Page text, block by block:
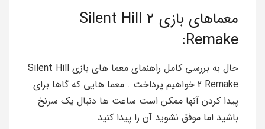
معماهای بازی Silent Hill 2
Remake:
حال به بررسی کامل راهنمای معما های بازی Silent Hill
2 Remake خواهیم پرداخت . معما هایی که گاها برای
پیدا کردن آنها ممکن است ساعت ها دنبال یک سرنخ
باشید اما موفق نشوید آن را پیدا کنید .